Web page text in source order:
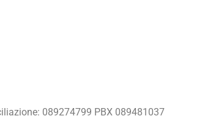
089274799 PBX 089481037